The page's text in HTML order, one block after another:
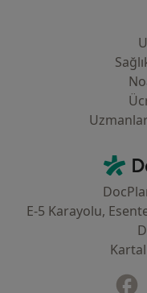
E-5 Karayolu,